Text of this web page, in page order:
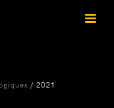
/ 2021